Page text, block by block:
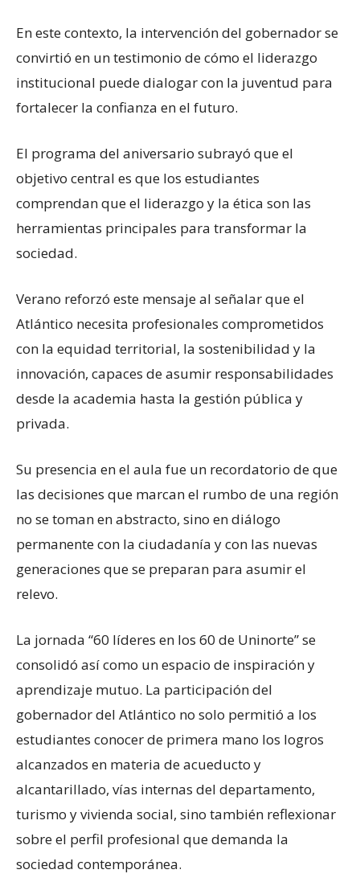
En este contexto, la intervención del gobernador se
convirtió en un testimonio de cómo el liderazgo
institucional puede dialogar con la juventud para
fortalecer la confianza en el futuro.
El programa del aniversario subrayó que el
objetivo central es que los estudiantes
comprendan que el liderazgo y la ética son las
herramientas principales para transformar la
sociedad.
Verano reforzó este mensaje al señalar que el
Atlántico necesita profesionales comprometidos
con la equidad territorial, la sostenibilidad y la
innovación, capaces de asumir responsabilidades
desde la academia hasta la gestión pública y
privada.
Su presencia en el aula fue un recordatorio de que
las decisiones que marcan el rumbo de una región
no se toman en abstracto, sino en diálogo
permanente con la ciudadanía y con las nuevas
generaciones que se preparan para asumir el
relevo.
La jornada “60 líderes en los 60 de Uninorte” se
consolidó así como un espacio de inspiración y
aprendizaje mutuo. La participación del
gobernador del Atlántico no solo permitió a los
estudiantes conocer de primera mano los logros
alcanzados en materia de acueducto y
alcantarillado, vías internas del departamento,
turismo y vivienda social, sino también reflexionar
sobre el perfil profesional que demanda la
sociedad contemporánea.